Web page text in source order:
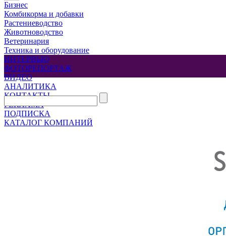
Бизнес
Комбикорма и добавки
Растениеводство
Животноводство
Ветеринария
Техника и оборудование
ИНТЕРВЬЮ
ФОТОРЕПОРТАЖ
ВИДЕО
АНАЛИТИКА
КОНТАКТЫ
РЕКЛАМА
ПОДПИСКА
КАТАЛОГ КОМПАНИЙ